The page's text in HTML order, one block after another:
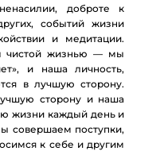
доброте к
событий жизни
и медитации.
чистой жизнью — мы
и наша личность,
в лучшую сторону.
сторону и наша
жизни каждый день и
совершаем поступки,
к себе и другим